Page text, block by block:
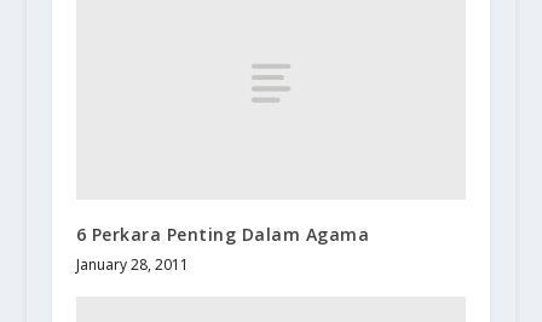
6 Perkara Penting Dalam Agama
January 28, 2011